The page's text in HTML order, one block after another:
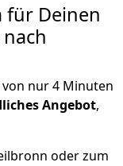
für Deinen
nur 4 Minuten
Angebot,
oder zum